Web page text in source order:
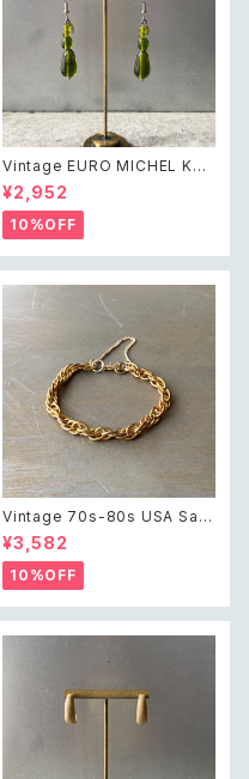
Vintage EURO MICHEL KLE
IN retro green glass beads
pierce レトロ ユーロ ヴィンテ
ージ アクセサリー ミッシェルク
ラン グリーン ガラスビーズ ピア
ス/イヤリング
¥2,952
10%OFF
Vintage 70s-80s USA Sara
h Coventry classical chain
bracelet レトロ アメリカ ヴィ
ンテージ アクセサリー サラコベ
ントリー ゴールド クラシカル チ
ェーン ブレスレット
¥3,582
10%OFF